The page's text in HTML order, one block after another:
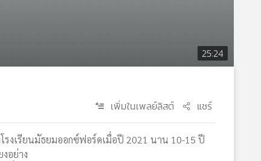
25:24
เพิ่มในเพลย์ลิสต์ แชร์
งเรียนมัธยมออกซ์ฟอร์ดเมื่อปี 2021 นาน 10-15 ปี
อย่าง